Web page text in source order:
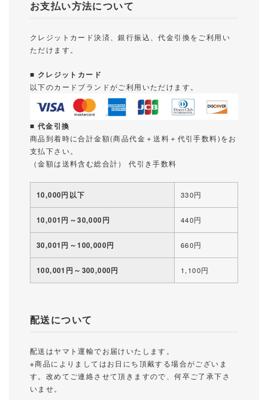
お支払い方法について
クレジットカード決済、銀行振込、代金引換をご利用い
ただけます。
■ クレジットカード
以下のカードブランドがご利用いただけます。
■ 代金引換
商品到着時に合計金額(商品代金＋送料＋代引手数料)をお
支払下さい。
（金額は送料含む総合計） 代引き手数料
10,000円以下 330円
10,001円～30,000円 440円
30,001円～100,000円 660円
100,001円～300,000円 1,100円
配送について
配送はヤマト運輸でお届けいたします。
※商品によりましてはお日にち頂戴する場合がございま
す。改めてご連絡させて頂きますので、何卒ご了承下さ
いませ。